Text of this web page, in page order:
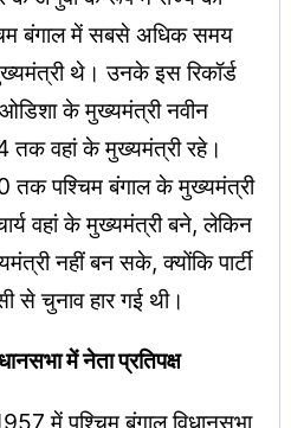
बंगाल में सबसे अधिक समय
थे। उनके इस रिकॉर्ड
के मुख्यमंत्री नवीन
वहां के मुख्यमंत्री रहे।
पश्चिम बंगाल के मुख्यमंत्री
वहां के मुख्यमंत्री बने, लेकिन
नहीं बन सके, क्योंकि पार्टी
से चुनाव हार गई थी।
में नेता प्रतिपक्ष
में पश्चिम बंगाल विधानसभा